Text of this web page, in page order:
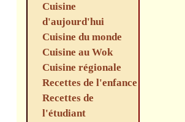
Cuisine
d'aujourd'hui
Cuisine du monde
Cuisine au Wok
Cuisine régionale
Recettes de l'enfance
Recettes de
l'étudiant